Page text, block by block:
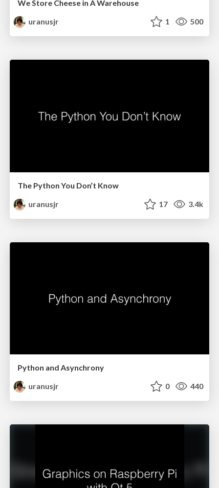
We Store Cheese in A Warehouse
uranusjr
1 500
The Python You Don’t Know
uranusjr
17 3.4k
Python and Asynchrony
uranusjr
0 440